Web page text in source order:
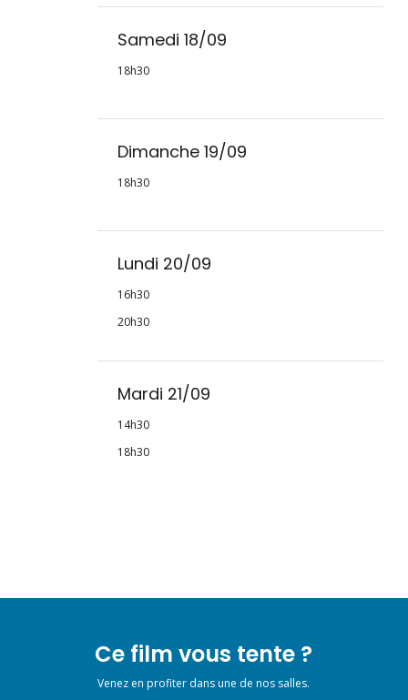
Samedi 18/09
18h30
Dimanche 19/09
18h30
Lundi 20/09
16h30
20h30
Mardi 21/09
14h30
18h30
Ce film vous tente ?
Venez en profiter dans une de nos salles.